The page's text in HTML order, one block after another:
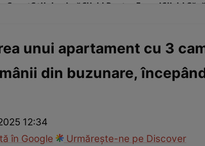
SportStil de viațăClick! Pentru FemeiClick!
Național Sport
unui apartament cu 3
din buzunare,
12:34
în Google
Urmărește-ne pe Discover